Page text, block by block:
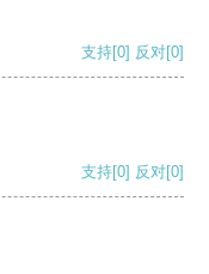
支持[0] 反对[0]
支持[0] 反对[0]